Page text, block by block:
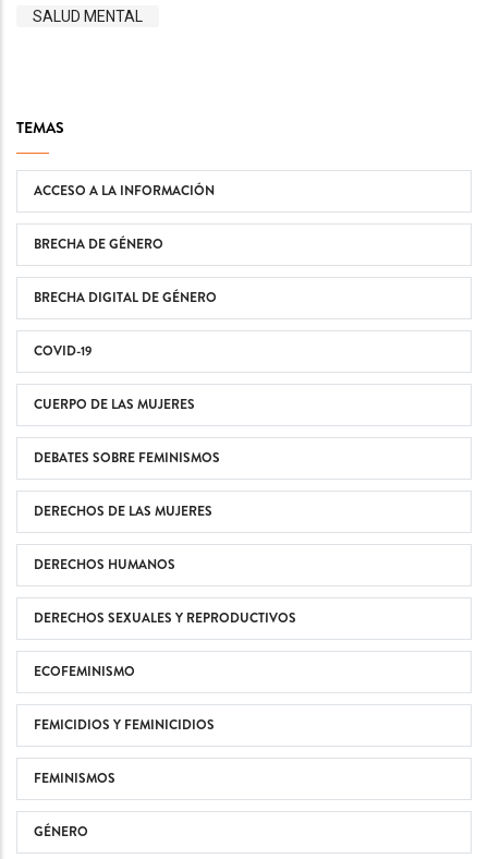
SALUD MENTAL
TEMAS
ACCESO A LA INFORMACIÓN
BRECHA DE GÉNERO
BRECHA DIGITAL DE GÉNERO
COVID-19
CUERPO DE LAS MUJERES
DEBATES SOBRE FEMINISMOS
DERECHOS DE LAS MUJERES
DERECHOS HUMANOS
DERECHOS SEXUALES Y REPRODUCTIVOS
ECOFEMINISMO
FEMICIDIOS Y FEMINICIDIOS
FEMINISMOS
GÉNERO